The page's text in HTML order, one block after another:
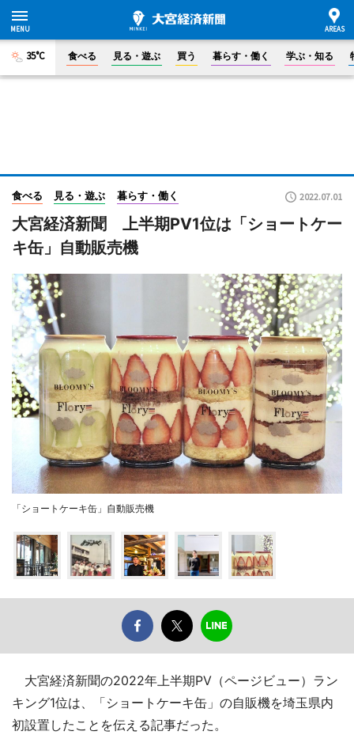
35°C 食べる 見る・遊ぶ 買う 暮らす・働く 学ぶ・知る
食べる 見る・遊ぶ 暮らす・働く 2022.07.01
大宮経済新聞 上半期PV1位は「ショートケー
キ缶」自動販売機
「ショートケーキ缶」自動販売機
大宮経済新聞の2022年上半期PV（ページビュー）ラン
キング1位は、「ショートケーキ缶」の自販機を埼玉県内
初設置したことを伝える記事だった。